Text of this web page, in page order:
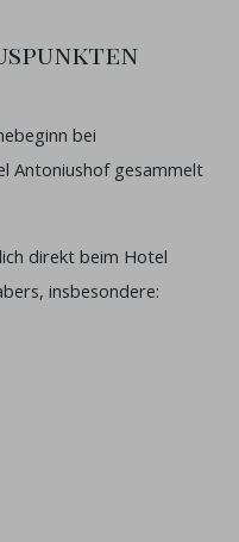
bei
Antoniushof gesammelt
direkt beim Hotel
insbesondere: